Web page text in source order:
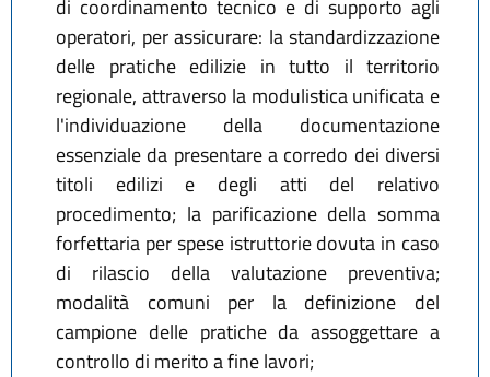
di coordinamento tecnico e di supporto agli
operatori, per assicurare: la standardizzazione
delle pratiche edilizie in tutto il territorio
regionale, attraverso la modulistica unificata e
l'individuazione della documentazione
essenziale da presentare a corredo dei diversi
titoli edilizi e degli atti del relativo
procedimento; la parificazione della somma
forfettaria per spese istruttorie dovuta in caso
di rilascio della valutazione preventiva;
modalità comuni per la definizione del
campione delle pratiche da assoggettare a
controllo di merito a fine lavori;